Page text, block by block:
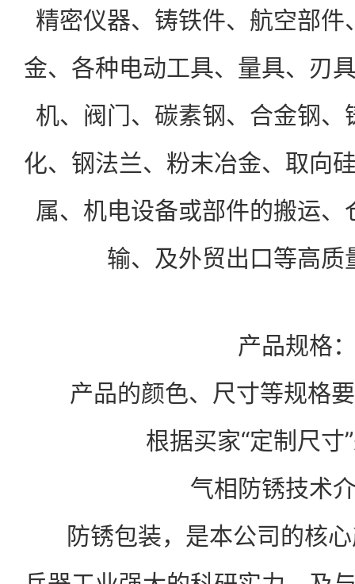
精密仪器、铸铁件、航空部
金、各种电动工具、量具、刃
机、阀门、碳素钢、合金钢
化、钢法兰、粉末冶金、取向
属、机电设备或部件的搬运
输、及外贸出口等高质
产品规格
产品的颜色、尺寸等规格要
根据买家“定制尺寸
气相防锈技术
防锈包装，是本公司的核心